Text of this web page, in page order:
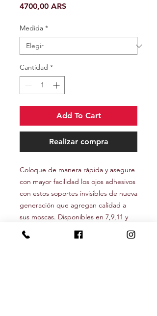
4700,00 ARSPrecio
Medida *
Cantidad *
Add To Cart
Realizar compra
Coloque de manera rápida y asegure
con mayor facilidad los ojos adhesivos
con estos soportes invisibles de nueva
generación que agregan calidad a
sus moscas. Disponibles en 7,9,11 y
13mm🙌.
Los ojos adhesivos no vienen